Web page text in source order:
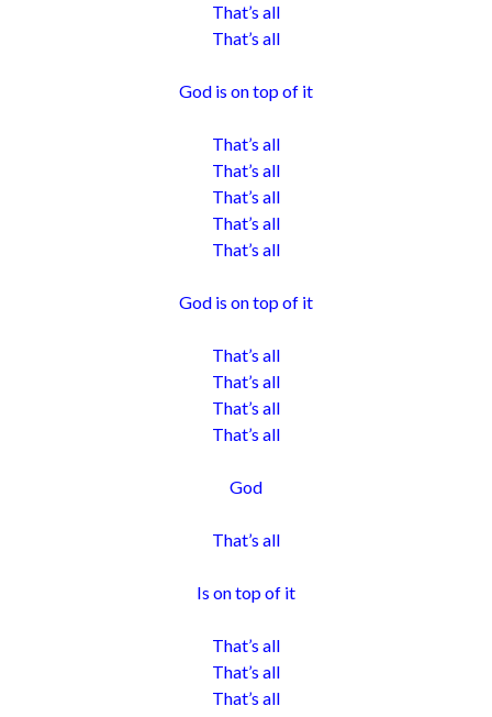
That’s all
That’s all
God is on top of it
That’s all
That’s all
That’s all
That’s all
That’s all
God is on top of it
That’s all
That’s all
That’s all
That’s all
God
That’s all
Is on top of it
That’s all
That’s all
That’s all